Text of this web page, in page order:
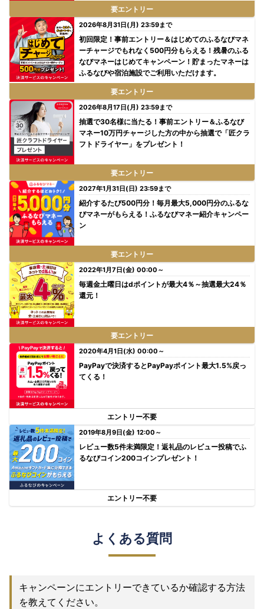
要エントリー
2026年8月31日(月) 23:59まで
初回限定！事前エントリー＆はじめてのふるなびマネ
ーチャージでもれなく500円分もらえる！残暑のふる
なびマネーはじめてキャンペーン！貯まったマネーは
ふるなびや宿泊施設でご利用いただけます。
要エントリー
2026年8月17日(月) 23:59まで
抽選で30名様に当たる！事前エントリー＆ふるなび
マネー10万円チャージした方の中から抽選で「匠クラ
フトドライヤー」をプレゼント！
要エントリー
2027年1月31日(日) 23:59まで
紹介するたび500円分！毎月最大5,000円分のふるな
びマネーがもらえる！ふるなびマネー紹介キャンペー
ン
要エントリー
2022年1月7日(金) 00:00～
毎週金土曜日はdポイントが最大4％～抽選最大24％
還元！
要エントリー
2020年4月1日(水) 00:00～
PayPayで決済するとPayPayポイント最大1.5%戻っ
てくる！
エントリー不要
2019年8月9日(金) 12:00～
レビュー数5件未満限定！返礼品のレビュー投稿でふ
るなびコイン200コインプレゼント！
エントリー不要
よくある質問
キャンペーンにエントリーできているか確認する方法
を教えてください。